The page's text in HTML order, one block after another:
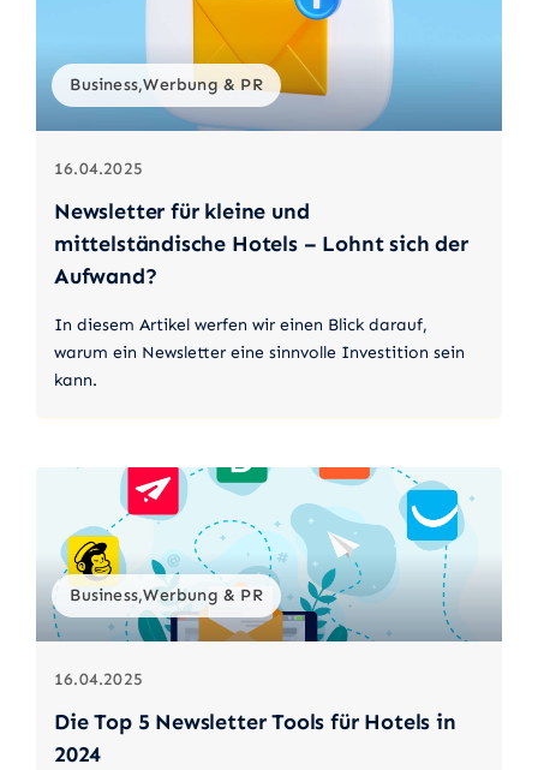
Business,Werbung & PR
16.04.2025
Newsletter für kleine und
mittelständische Hotels – Lohnt sich der
Aufwand?
In diesem Artikel werfen wir einen Blick darauf,
warum ein Newsletter eine sinnvolle Investition sein
kann.
Business,Werbung & PR
16.04.2025
Die Top 5 Newsletter Tools für Hotels in
2024